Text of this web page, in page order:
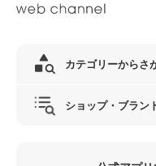
カテゴリーからさ
ショップ・ブラン